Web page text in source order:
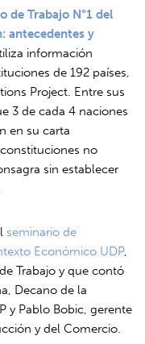
de Trabajo N°1 del
antecedentes y
información
de 192 países,
Project. Entre sus
3 de cada 4 naciones
en su carta
no
sin establecer
seminario de
Económico UDP,
Trabajo y que contó
Decano de la
y Pablo Bobic, gerente
y del Comercio.